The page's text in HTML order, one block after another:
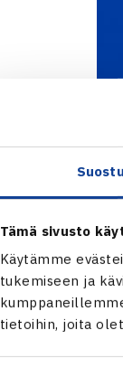
Tämä sivusto
Käytämme
tukemiseen ja
tietoihin, joita